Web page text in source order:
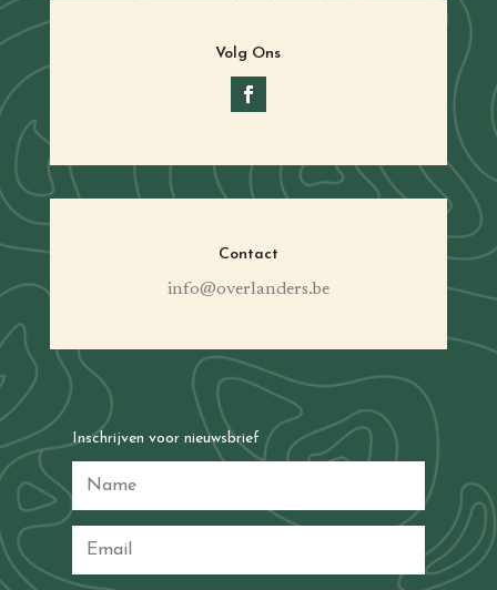
Volg Ons
Contact
info@overlanders.be
Inschrijven voor nieuwsbrief